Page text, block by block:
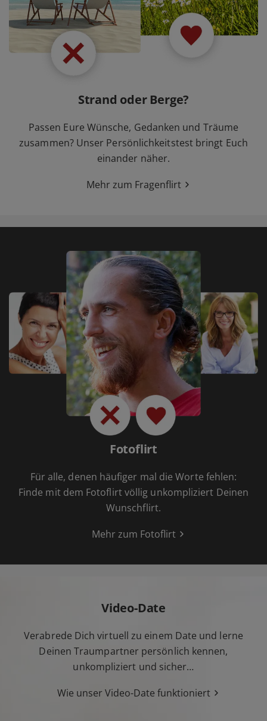
Strand oder Berge?
Passen Eure Wünsche, Gedanken und Träume
zusammen? Unser Persönlichkeitstest bringt Euch
einander näher.
Mehr zum Fragenflirt
Fotoflirt
Für alle, denen häufiger mal die Worte fehlen:
Finde mit dem Fotoflirt völlig unkompliziert Deinen
Wunschflirt.
Mehr zum Fotoflirt
Video-Date
Verabrede Dich virtuell zu einem Date und lerne
Deinen Traumpartner persönlich kennen,
unkompliziert und sicher…
Wie unser Video-Date funktioniert